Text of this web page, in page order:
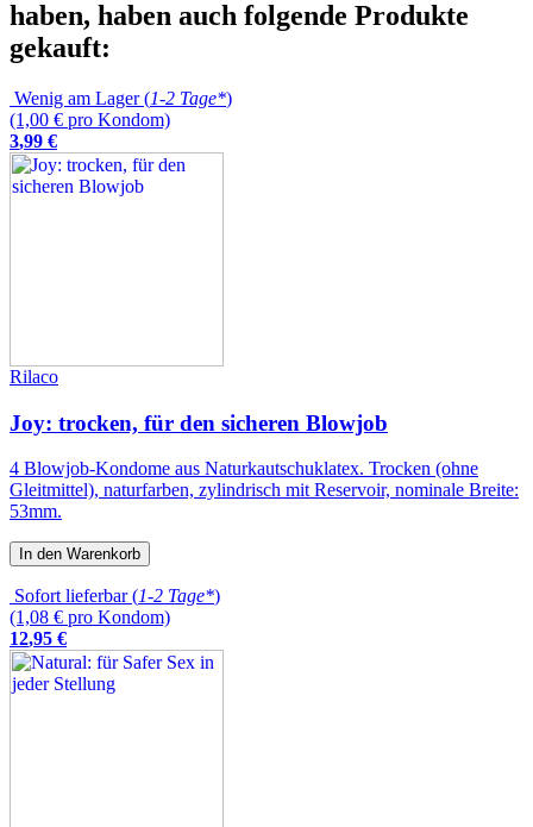
haben, haben auch folgende Produkte
gekauft:
Wenig am Lager (1-2 Tage*)
(1,00 € pro Kondom)
3,99 €
Rilaco
Joy: trocken, für den sicheren Blowjob
4 Blowjob-Kondome aus Naturkautschuklatex. Trocken (ohne
Gleitmittel), naturfarben, zylindrisch mit Reservoir, nominale Breite:
53mm.
In den Warenkorb
Sofort lieferbar (1-2 Tage*)
(1,08 € pro Kondom)
12,95 €